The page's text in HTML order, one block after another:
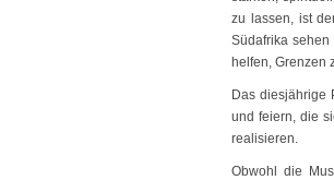
zu lassen, ist
Südafrika
helfen, Grenzen
Das diesjährige
und feiern, die
realisieren.
Obwohl die